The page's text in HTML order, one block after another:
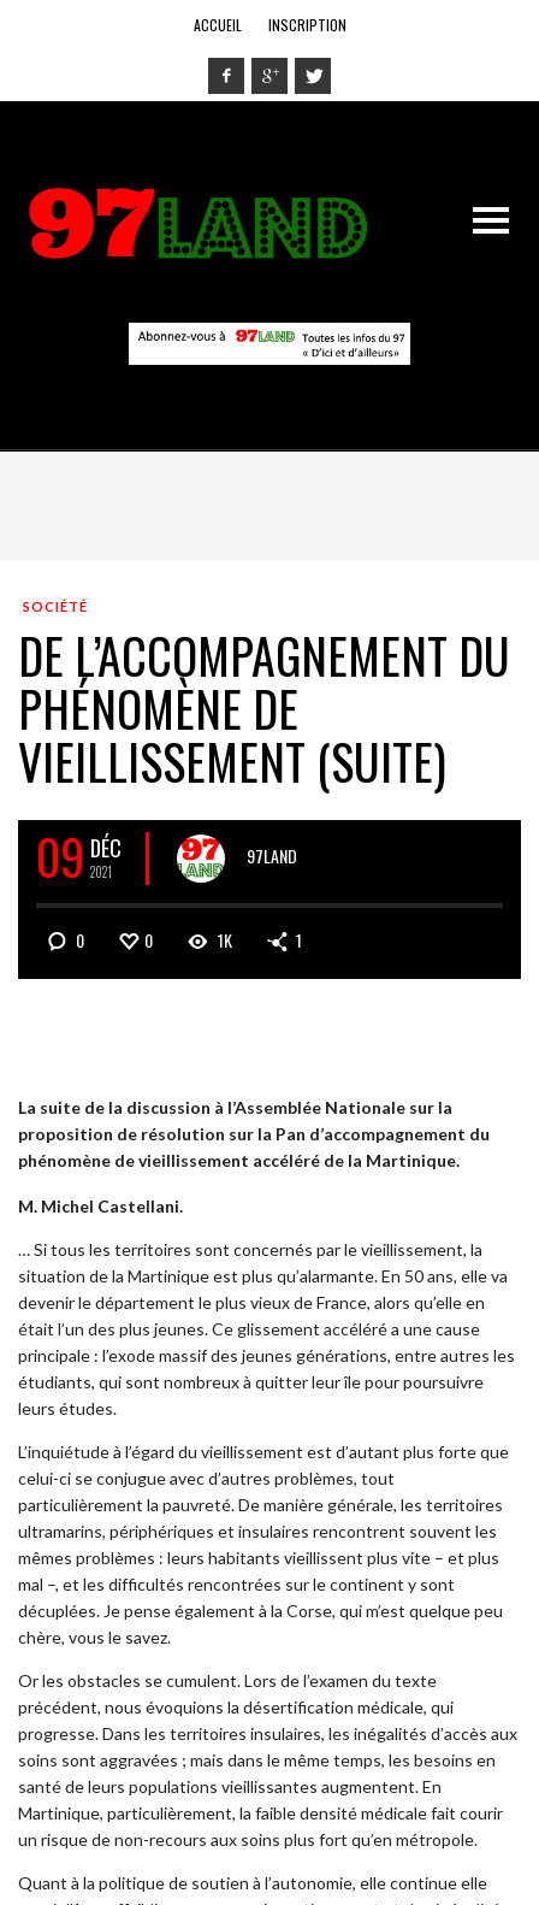
ACCUEIL INSCRIPTION
SOCIÉTÉ
DE L’ACCOMPAGNEMENT DU
PHÉNOMÈNE DE
VIEILLISSEMENT (SUITE)
09 DÉC
2021
97LAND
0 0 1K 1
La suite de la discussion à l’Assemblée Nationale sur la
proposition de résolution sur la Pan d’accompagnement du
phénomène de vieillissement accéléré de la Martinique.
M. Michel Castellani.
… Si tous les territoires sont concernés par le vieillissement, la
situation de la Martinique est plus qu’alarmante. En 50 ans, elle va
devenir le département le plus vieux de France, alors qu’elle en
était l’un des plus jeunes. Ce glissement accéléré a une cause
principale : l’exode massif des jeunes générations, entre autres les
étudiants, qui sont nombreux à quitter leur île pour poursuivre
leurs études.
L’inquiétude à l’égard du vieillissement est d’autant plus forte que
celui-ci se conjugue avec d’autres problèmes, tout
particulièrement la pauvreté. De manière générale, les territoires
ultramarins, périphériques et insulaires rencontrent souvent les
mêmes problèmes : leurs habitants vieillissent plus vite – et plus
mal –, et les difficultés rencontrées sur le continent y sont
décuplées. Je pense également à la Corse, qui m’est quelque peu
chère, vous le savez.
Or les obstacles se cumulent. Lors de l’examen du texte
précédent, nous évoquions la désertification médicale, qui
progresse. Dans les territoires insulaires, les inégalités d’accès aux
soins sont aggravées ; mais dans le même temps, les besoins en
santé de leurs populations vieillissantes augmentent. En
Martinique, particulièrement, la faible densité médicale fait courir
un risque de non-recours aux soins plus fort qu’en métropole.
Quant à la politique de soutien à l’autonomie, elle continue elle